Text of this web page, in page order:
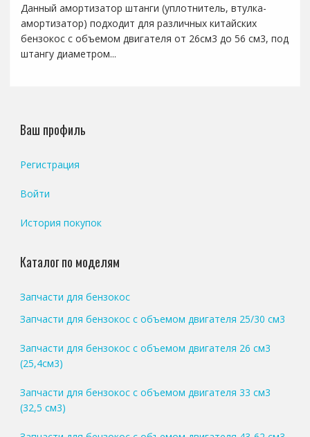
Данный амортизатор штанги (уплотнитель, втулка-
амортизатор) подходит для различных китайских
бензокос с объемом двигателя от 26см3 до 56 см3, под
штангу диаметром...
Ваш профиль
Регистрация
Войти
История покупок
Каталог по моделям
Запчасти для бензокос
Запчасти для бензокос с объемом двигателя 25/30 см3
Запчасти для бензокос с объемом двигателя 26 см3
(25,4см3)
Запчасти для бензокос с объемом двигателя 33 см3
(32,5 см3)